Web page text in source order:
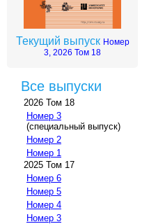
Текущий выпуск Номер
3, 2026 Том 18
Все выпуски
2026 Том 18
Номер 3
(специальный выпуск)
Номер 2
Номер 1
2025 Том 17
Номер 6
Номер 5
Номер 4
Номер 3